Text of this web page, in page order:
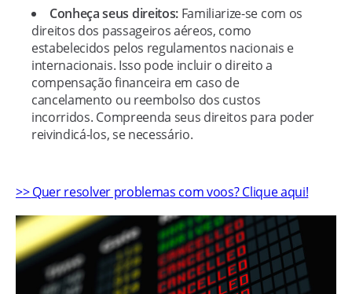
Conheça seus direitos:Familiarize-se com os
direitos dos passageiros aéreos, como
estabelecidos pelos regulamentos nacionais e
internacionais. Isso pode incluir o direito a
compensação financeira em caso de
cancelamento ou reembolso dos custos
incorridos. Compreenda seus direitos para poder
reivindicá-los, se necessário.
>> Quer resolver problemas com voos? Clique aqui!